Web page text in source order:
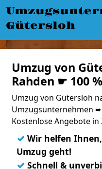
Gütersloh
Umzug von
Rahden ☛ 100
Umzug von Gütersloh
Umzugsunternehmen ➨
Kostenlose Angebote in
✓ Wir helfen
Umzug geht!
✓ Schnell &